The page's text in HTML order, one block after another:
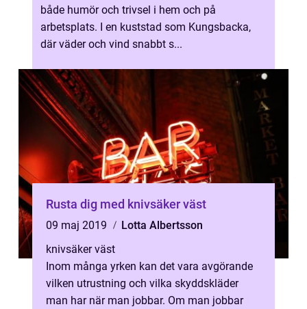
både humör och trivsel i hem och på
arbetsplats. I en kuststad som Kungsbacka,
där väder och vind snabbt s...
Rusta dig med knivsäker väst
09 maj 2019
Lotta Albertsson
knivsäker väst
Inom många yrken kan det vara avgörande
vilken utrustning och vilka skyddskläder
man har när man jobbar. Om man jobbar